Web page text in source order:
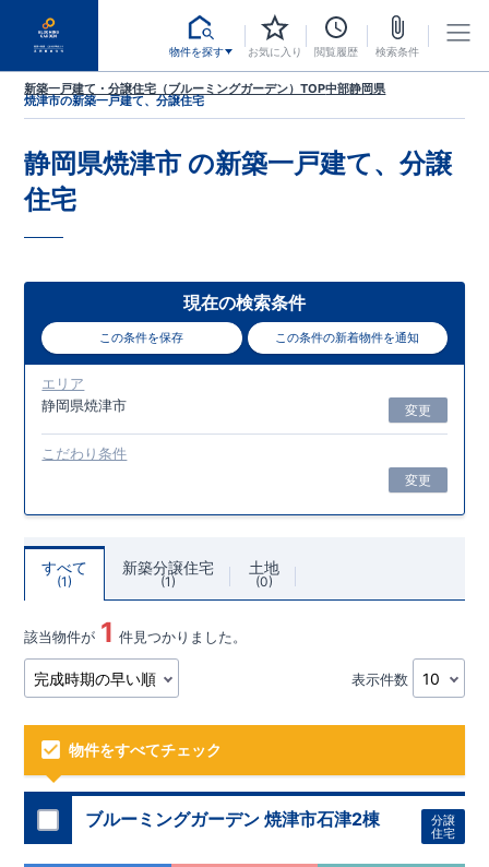
物件を探す お気に入り 閲覧履歴 検索条件
新築一戸建て・分譲住宅（ブルーミングガーデン）TOP中部静岡県
焼津市の新築一戸建て、分譲住宅
静岡県焼津市 の新築一戸建て、分譲
住宅
現在の検索条件
この条件を保存 この条件の新着物件を通知
エリア
静岡県焼津市
変更
こだわり条件
変更
すべて
1
新築分譲住宅
1
土地
0
該当物件が 1 件見つかりました。
表示件数
物件をすべてチェック
ブルーミングガーデン 焼津市石津2棟
分譲
住宅